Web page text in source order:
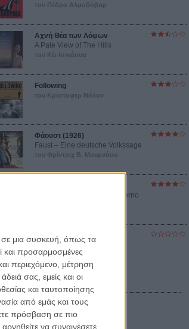
σε μια συσκευή, όπως τα
και προσαρμοσμένες
περιεχόμενο, μέτρηση
σας, εμείς και οι
και ταυτοποίησης
από εμάς και τους
πρόσβαση σε πιο
να συναινέσετε.
του Πέδρο Αλμοδόβαρ
Αχνή Θέα των Λόφων
A Pale View of The Hills
του Κέι Ισικάουα
Following
του Κρίστοφερ Νόλαν
Φάουστ (1926)
Faust – Eine deutsche Volkssage
του Φρίντριχ Β. Μουρνάου
Gruppo di Famiglia in un Interno
Εγκλημα στον Τρίτο Οροφο
Le Crime du 3e Etage
του Ρεμί Μπεζανσόν